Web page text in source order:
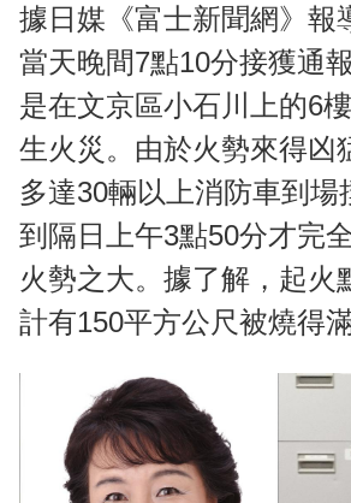
據日媒《富士新聞網》報
當天晚間7點10分接獲通
是在文京區小石川上的6
生火災。由於火勢來得凶
多達30輛以上消防車到場
到隔日上午3點50分才完
火勢之大。據了解，起火
計有150平方公尺被燒得滿